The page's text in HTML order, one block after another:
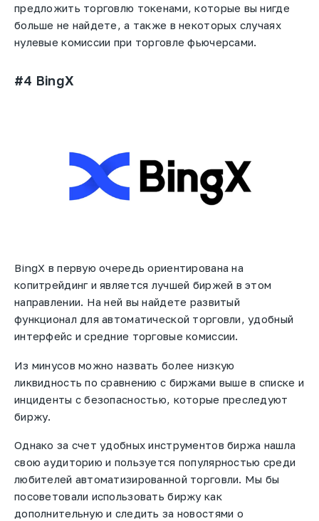
предложить торговлю токенами, которые вы нигде
больше не найдете, а также в некоторых случаях
нулевые комиссии при торговле фьючерсами.
#4 BingX
BingX в первую очередь ориентирована на
копитрейдинг и является лучшей биржей в этом
направлении. На ней вы найдете развитый
функционал для автоматической торговли, удобный
интерфейс и средние торговые комиссии.
Из минусов можно назвать более низкую
ликвидность по сравнению с биржами выше в списке и
инциденты с безопасностью, которые преследуют
биржу.
Однако за счет удобных инструментов биржа нашла
свою аудиторию и пользуется популярностью среди
любителей автоматизированной торговли. Мы бы
посоветовали использовать биржу как
дополнительную и следить за новостями о